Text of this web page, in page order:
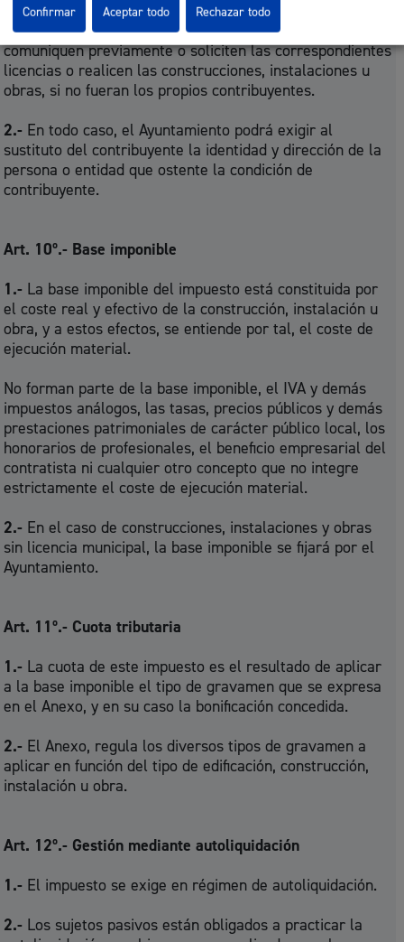
1.-Tienen la consideración de sujetos pasivos sustitutos
del contribuyente quienes declaren responsablemente,
comuniquen previamente o soliciten las correspondientes
licencias o realicen las construcciones, instalaciones u
obras, si no fueran los propios contribuyentes.
2.- En todo caso, el Ayuntamiento podrá exigir al
sustituto del contribuyente la identidad y dirección de la
persona o entidad que ostente la condición de
contribuyente.
Art. 10º.- Base imponible
1.- La base imponible del impuesto está constituida por
el coste real y efectivo de la construcción, instalación u
obra, y a estos efectos, se entiende por tal, el coste de
ejecución material.
No forman parte de la base imponible, el IVA y demás
impuestos análogos, las tasas, precios públicos y demás
prestaciones patrimoniales de carácter público local, los
honorarios de profesionales, el beneficio empresarial del
contratista ni cualquier otro concepto que no integre
estrictamente el coste de ejecución material.
2.- En el caso de construcciones, instalaciones y obras
sin licencia municipal, la base imponible se fijará por el
Ayuntamiento.
Art. 11º.- Cuota tributaria
1.- La cuota de este impuesto es el resultado de aplicar
a la base imponible el tipo de gravamen que se expresa
en el Anexo, y en su caso la bonificación concedida.
2.- El Anexo, regula los diversos tipos de gravamen a
aplicar en función del tipo de edificación, construcción,
instalación u obra.
Art. 12º.- Gestión mediante autoliquidación
1.- El impuesto se exige en régimen de autoliquidación.
2.- Los sujetos pasivos están obligados a practicar la
Rechazar todo
Confirmar Aceptar todo